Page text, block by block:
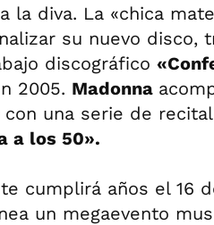
la diva. La «chica
su nuevo disco,
discográfico
2005. Madonna
con una serie de
a los 50».
cumplirá años el 16
un megaevento